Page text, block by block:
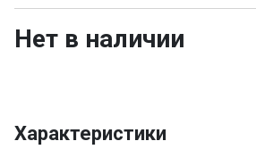
Нет в наличии
Характеристики